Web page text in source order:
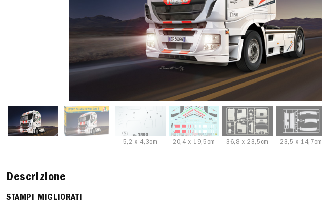
5,2 x 4,3cm 20,4 x 19,5cm 36,8 x 23,5cm 23,5 x 14,7cm
Descrizione
STAMPI MIGLIORATI